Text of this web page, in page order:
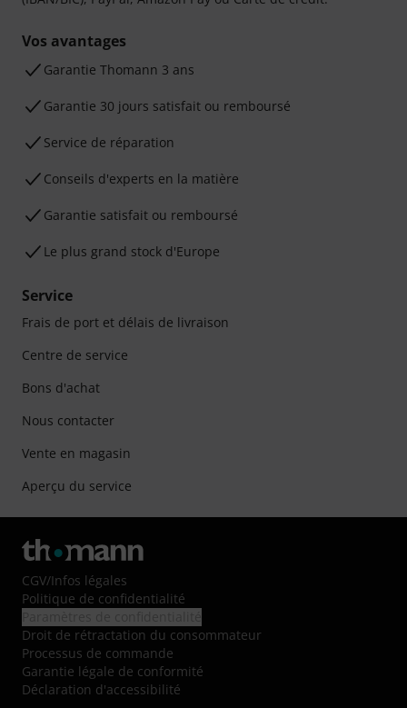
Vos avantages
Ga­ran­tie Thomann 3 ans
Garantie 30 jours satisfait ou remboursé
Service de réparation
Conseils d'experts en la matière
Garantie satisfait ou remboursé
Le plus grand stock d'Europe
Service
Frais de port et délais de livraison
Centre de service
Bons d'achat
Nous contacter
Vente en magasin
Aperçu du service
CGV/Infos légales
Politique de confidentialité
Droit de rétractation du consommateur
Processus de commande
Garantie légale de conformité
Déclaration d'accessibilité